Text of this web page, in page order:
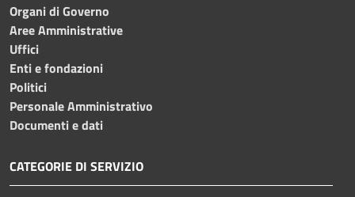
Organi di Governo
Aree Amministrative
Uffici
Enti e fondazioni
Politici
Personale Amministrativo
Documenti e dati
CATEGORIE DI SERVIZIO